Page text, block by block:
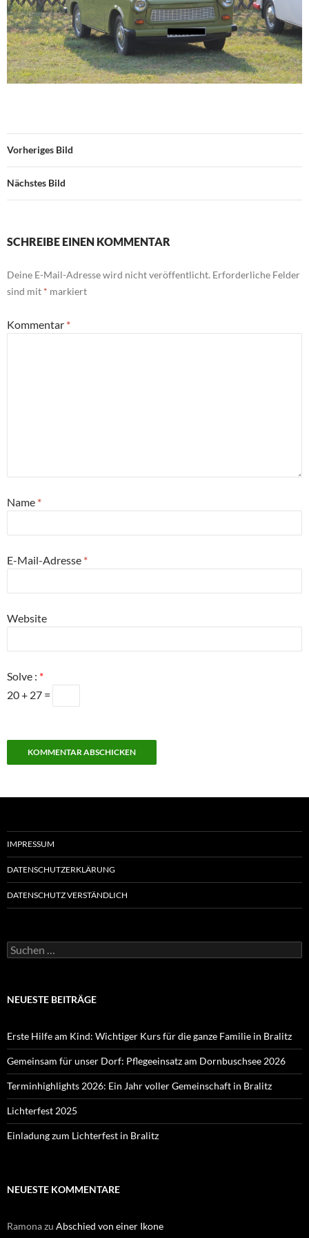
Vorheriges Bild
Nächstes Bild
SCHREIBE EINEN KOMMENTAR
Deine E-Mail-Adresse wird nicht veröffentlicht. Erforderliche Felder
sind mit * markiert
Kommentar *
Name *
E-Mail-Adresse *
Website
Solve : *
20 + 27 =
IMPRESSUM
DATENSCHUTZERKLÄRUNG
DATENSCHUTZ VERSTÄNDLICH
Suchen
nach:
NEUESTE BEITRÄGE
Erste Hilfe am Kind: Wichtiger Kurs für die ganze Familie in Bralitz
Gemeinsam für unser Dorf: Pflegeeinsatz am Dornbuschsee 2026
Terminhighlights 2026: Ein Jahr voller Gemeinschaft in Bralitz
Lichterfest 2025
Einladung zum Lichterfest in Bralitz
NEUESTE KOMMENTARE
Ramonazu Abschied von einer Ikone